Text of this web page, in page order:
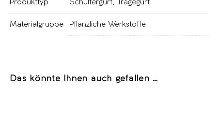
Produkttyp Schultergurt, Tragegurt
Materialgruppe Pflanzliche Werkstoffe
Das könnte Ihnen auch gefallen …